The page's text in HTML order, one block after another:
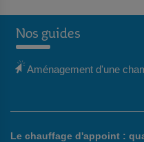
Nos guides
Aménagement d'une
Le chauffage d'appoint :